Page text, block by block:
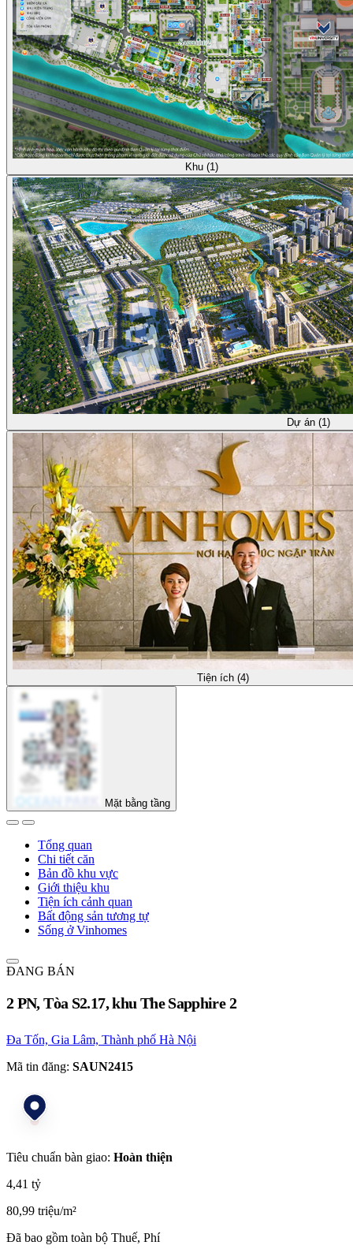
Khu (1)
Dự án (1)
Tiện ích (4)
Mặt bằng tầng
Tổng quan
Chi tiết căn
Bản đồ khu vực
Giới thiệu khu
Tiện ích cảnh quan
Bất động sản tương tự
Sống ở Vinhomes
ĐANG BÁN
2 PN, Tòa S2.17, khu The Sapphire 2
Đa Tốn, Gia Lâm, Thành phố Hà Nội
Mã tin đăng: SAUN2415
Tiêu chuẩn bàn giao: Hoàn thiện
4,41 tỷ
80,99 triệu/m²
Đã bao gồm toàn bộ Thuế, Phí